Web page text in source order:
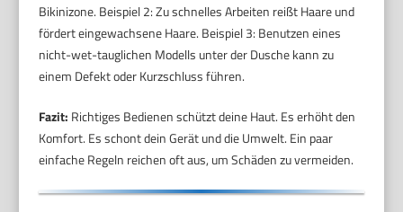
Bikinizone. Beispiel 2: Zu schnelles Arbeiten reißt Haare und
fördert eingewachsene Haare. Beispiel 3: Benutzen eines
nicht-wet-tauglichen Modells unter der Dusche kann zu
einem Defekt oder Kurzschluss führen.
Fazit: Richtiges Bedienen schützt deine Haut. Es erhöht den
Komfort. Es schont dein Gerät und die Umwelt. Ein paar
einfache Regeln reichen oft aus, um Schäden zu vermeiden.